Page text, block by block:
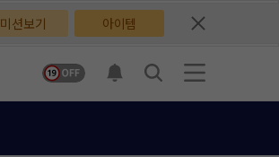
미션보기 아이템